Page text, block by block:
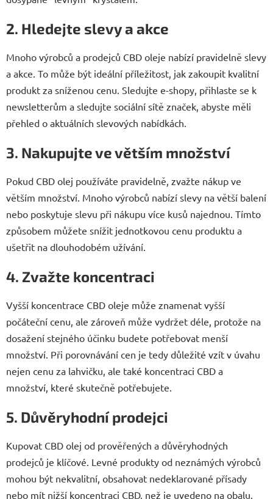
2. Hledejte slevy a akce
Mnoho výrobců a prodejců CBD oleje nabízí pravidelně slevy
a akce. To může být ideální příležitost, jak zakoupit kvalitní
produkt za sníženou cenu. Sledujte e-shopy, přihlaste se k
newsletterům a sledujte sociální sítě značek, abyste měli
přehled o aktuálních slevových nabídkách.
3. Nakupujte ve větším množství
Pokud CBD olej používáte pravidelně, zvažte nákup ve
větším množství. Mnoho výrobců nabízí slevy na větší balení
nebo poskytuje slevu při nákupu více kusů najednou. Tímto
způsobem můžete snížit jednotkovou cenu produktu a
ušetřit na dlouhodobém užívání.
4. Zvažte koncentraci
Vyšší koncentrace CBD oleje může znamenat vyšší
počáteční cenu, ale zároveň může vydržet déle, protože na
dosažení stejného účinku budete potřebovat menší
množství. Při porovnávání cen je tedy důležité vzít v úvahu
nejen cenu za lahvičku, ale také koncentraci CBD a
množství, které skutečně potřebujete.
5. Důvěryhodní prodejci
Kupovat CBD olej od prověřených a důvěryhodných
prodejců je klíčové. Levné produkty od neznámých výrobců
mohou být nekvalitní, obsahovat nedeklarované přísady
nebo mít nižší koncentraci CBD, než je uvedeno na obalu.